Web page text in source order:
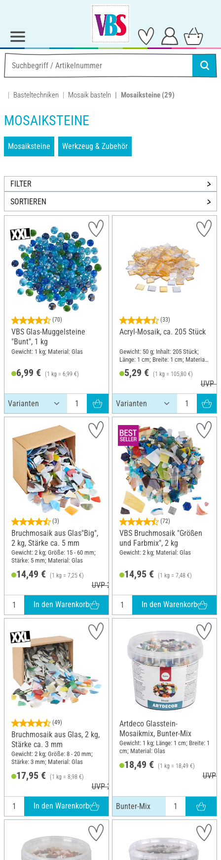
Basteltechniken Mosaik basteln Mosaiksteine (29)
MOSAIKSTEINE
Mosaiksteine Werkzeug & Zubehör
FILTER
SORTIEREN
(70)
VBS Glas-Muggelsteine
"Bunt", 1 kg
Gewicht: 1 kg; Material: Glas
6,99 € (1 kg = 6,99 €)
(33)
Acryl-Mosaik, ca. 205 Stück
Gewicht: 50 g; Inhalt: 205 Stück;
Länge: 1 cm; Breite: 1 cm; Material:
5,29 € (1 kg = 105,80 €)
UVP
(3)
Bruchmosaik aus Glas"Big",
2 kg, Stärke ca. 5 mm
Gewicht: 2 kg; Größe: 15 - 60 mm;
Stärke: 5 mm; Material: Glas
14,49 € (1 kg = 7,25 €)
UVP 26,16 €
In den Warenkorb
(72)
VBS Bruchmosaik "Größen
und Farbmix", 2 kg
Gewicht: 2 kg; Material: Glas
14,95 € (1 kg = 7,48 €)
In den Warenkorb
(49)
Bruchmosaik aus Glas, 2 kg,
Stärke ca. 3 mm
Gewicht: 2 kg; Größe: 8 - 20 mm;
Stärke: 3 mm; Material: Glas
17,95 € (1 kg = 8,98 €)
UVP 26,16 €
In den Warenkorb
Artdeco Glasstein-
Mosaikmix, Bunter-Mix
Gewicht: 1 kg; Länge: 1 cm; Breite: 1
cm; Material: Glas
18,49 € (1 kg = 18,49 €)
UVP
Bunter-Mix